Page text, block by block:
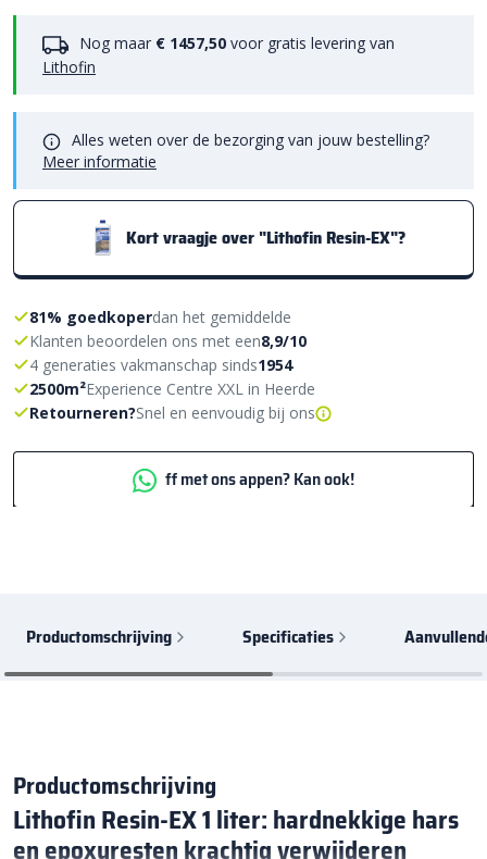
Nog maar € 1457,50 voor gratis levering van
Lithofin
Alles weten over de bezorging van jouw bestelling?
Meer informatie
Kort vraagje over "Lithofin Resin-EX"?
81% goedkoperdan het gemiddelde
Klanten beoordelen ons met een8,9/10
4 generaties vakmanschap sinds1954
2500m²Experience Centre XXL in Heerde
Retourneren?Snel en eenvoudig bij ons
ff met ons appen? Kan ook!
Productomschrijving Specificaties
Productomschrijving
Lithofin Resin-EX 1 liter: hardnekkige hars
en epoxyresten krachtig verwijderen